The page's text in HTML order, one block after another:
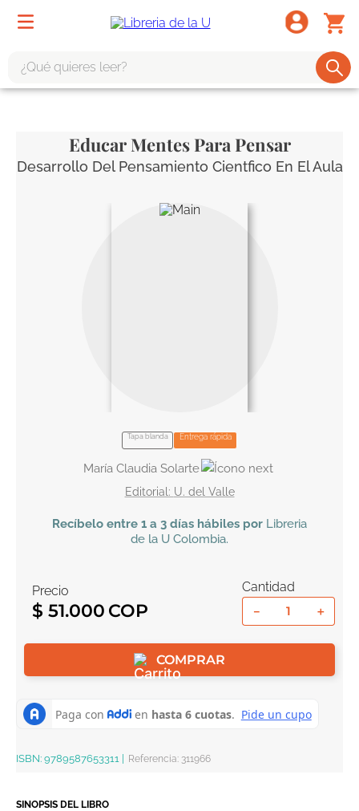
Educar Mentes Para Pensar
Desarrollo Del Pensamiento Cientfico En El Aula
Tapa blanda Entrega rápida
María Claudia Solarte
U. del Valle
Recíbelo entre 1 a 3 días hábiles por Libreria
de la U Colombia.
Precio
$ 51.000
Cantidad
＋
－
COMPRAR
ISBN: 9789587653311 Referencia: 311966
SINOPSIS DEL LIBRO
tote bag -